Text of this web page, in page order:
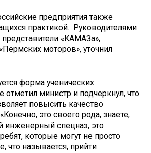
предприятия также
практикой. Руководителями
«КАМАЗа»,
моторов», уточнил
форма ученических
отметил министр и подчеркнул, что
повысить качество
это своего рода, знаете,
инженерный спецназ, это
которые могут не просто
что называется, прийти